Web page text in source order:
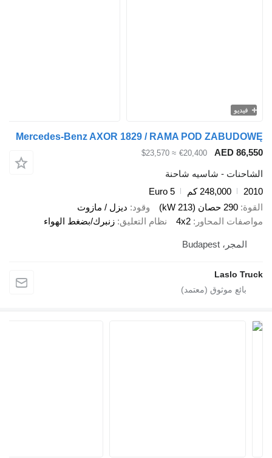
فيديو
Mercedes-Benz AXOR 1829 / RAMA POD ZABUDOWĘ
AED 86,550
€20,400
≈ $23,570
الشاحنات - شاسيه شاحنة
2010
248,000 كم
Euro 5
القوة 290 حصان (213 kW) وقود ديزل / مازوت
مواصفات المحاور
4x2 نظام التعليق زنبرك/بضغط الهواء
المجر، Budapest
Laslo Truck